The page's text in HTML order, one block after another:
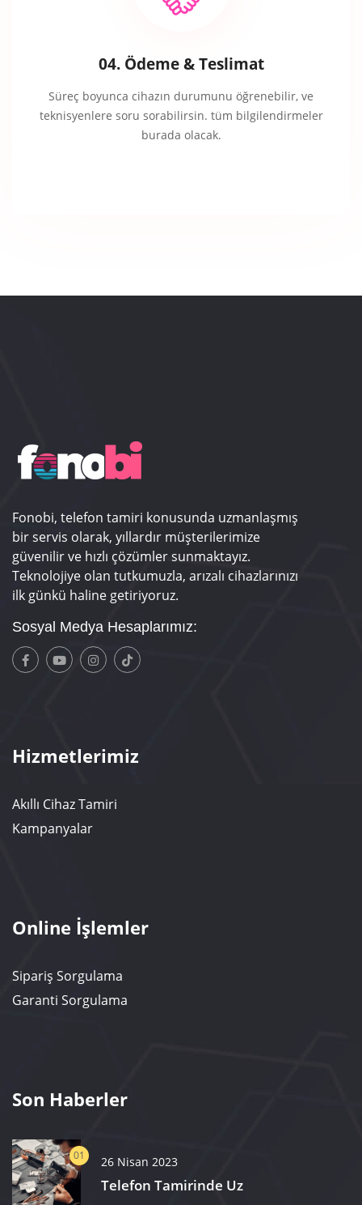
04. Ödeme & Teslimat
Süreç boyunca cihazın durumunu öğrenebilir, ve
teknisyenlere soru sorabilirsin. tüm bilgilendirmeler
burada olacak.
Fonobi, telefon tamiri konusunda uzmanlaşmış
bir servis olarak, yıllardır müşterilerimize
güvenilir ve hızlı çözümler sunmaktayız.
Teknolojiye olan tutkumuzla, arızalı cihazlarınızı
ilk günkü haline getiriyoruz.
Sosyal Medya Hesaplarımız:
Hizmetlerimiz
Akıllı Cihaz Tamiri
Kampanyalar
Online İşlemler
Sipariş Sorgulama
Garanti Sorgulama
Son Haberler
01 26 Nisan 2023
Telefon Tamirinde Uz